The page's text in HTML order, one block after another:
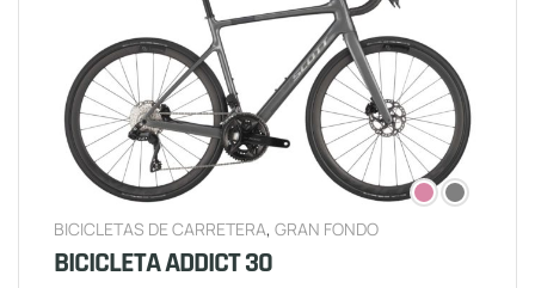
BICICLETAS DE CARRETERA, GRAN FONDO
BICICLETA ADDICT 30